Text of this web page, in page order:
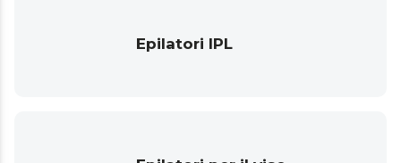
Epilatori IPL